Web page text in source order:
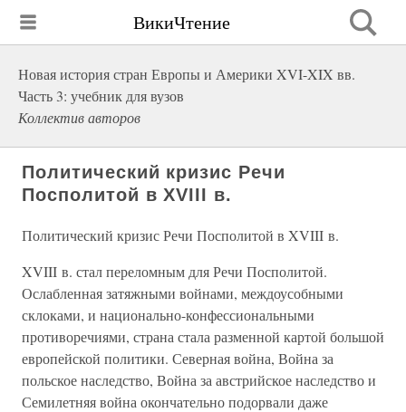
ВикиЧтение
Новая история стран Европы и Америки XVI-XIX вв.
Часть 3: учебник для вузов
Коллектив авторов
Политический кризис Речи
Посполитой в XVIII в.
Политический кризис Речи Посполитой в XVIII в.
XVIII в. стал переломным для Речи Посполитой.
Ослабленная затяжными войнами, междоусобными
склоками, и национально-конфессиональными
противоречиями, страна стала разменной картой большой
европейской политики. Северная война, Война за
польское наследство, Война за австрийское наследство и
Семилетняя война окончательно подорвали даже